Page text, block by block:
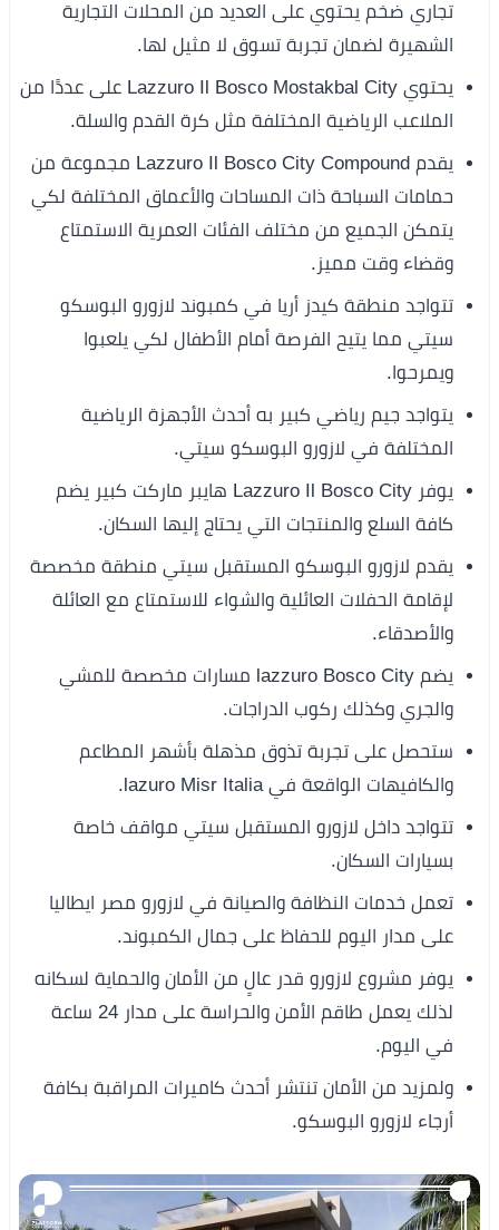
تجاري ضخم يحتوي على العديد من المحلات التجارية
الشهيرة لضمان تجربة تسوق لا مثيل لها.
يحتوي Lazzuro Il Bosco Mostakbal City على عددًا من
الملاعب الرياضية المختلفة مثل كرة القدم والسلة.
يقدم Lazzuro Il Bosco City Compound مجموعة من
حمامات السباحة ذات المساحات والأعماق المختلفة لكي
يتمكن الجميع من مختلف الفئات العمرية الاستمتاع
وقضاء وقت مميز.
تتواجد منطقة كيدز أريا في كمبوند لازورو البوسكو
سيتي مما يتيح الفرصة أمام الأطفال لكي يلعبوا
ويمرحوا.
يتواجد جيم رياضي كبير به أحدث الأجهزة الرياضية
المختلفة في لازورو البوسكو سيتي.
يوفر Lazzuro Il Bosco City هايبر ماركت كبير يضم
كافة السلع والمنتجات التي يحتاج إليها السكان.
يقدم لازورو البوسكو المستقبل سيتي منطقة مخصصة
لإقامة الحفلات العائلية والشواء للاستمتاع مع العائلة
والأصدقاء.
يضم lazzuro Bosco City مسارات مخصصة للمشي
والجري وكذلك ركوب الدراجات.
ستحصل على تجربة تذوق مذهلة بأشهر المطاعم
والكافيهات الواقعة في lazuro Misr Italia.
تتواجد داخل لازورو المستقبل سيتي مواقف خاصة
بسيارات السكان.
تعمل خدمات النظافة والصيانة في لازورو مصر ايطاليا
على مدار اليوم للحفاظ على جمال الكمبوند.
يوفر مشروع لازورو قدر عالٍ من الأمان والحماية لسكانه
لذلك يعمل طاقم الأمن والحراسة على مدار 24 ساعة
في اليوم.
ولمزيد من الأمان تنتشر أحدث كاميرات المراقبة بكافة
أرجاء لازورو البوسكو.